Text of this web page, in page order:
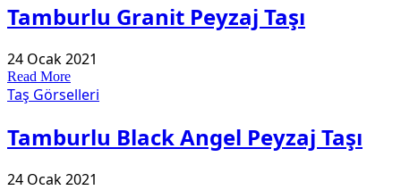
Tamburlu Granit Peyzaj Taşı
24 Ocak 2021
Read More
Taş Görselleri
Tamburlu Black Angel Peyzaj Taşı
24 Ocak 2021